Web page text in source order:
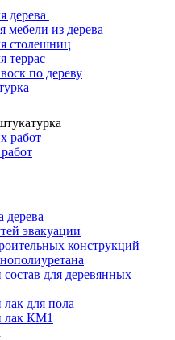
дерева
мебели из дерева
столешниц
террас
по дереву
работ
дерева
эвакуации
конструкций
для деревянных
для пола
лак КМ1